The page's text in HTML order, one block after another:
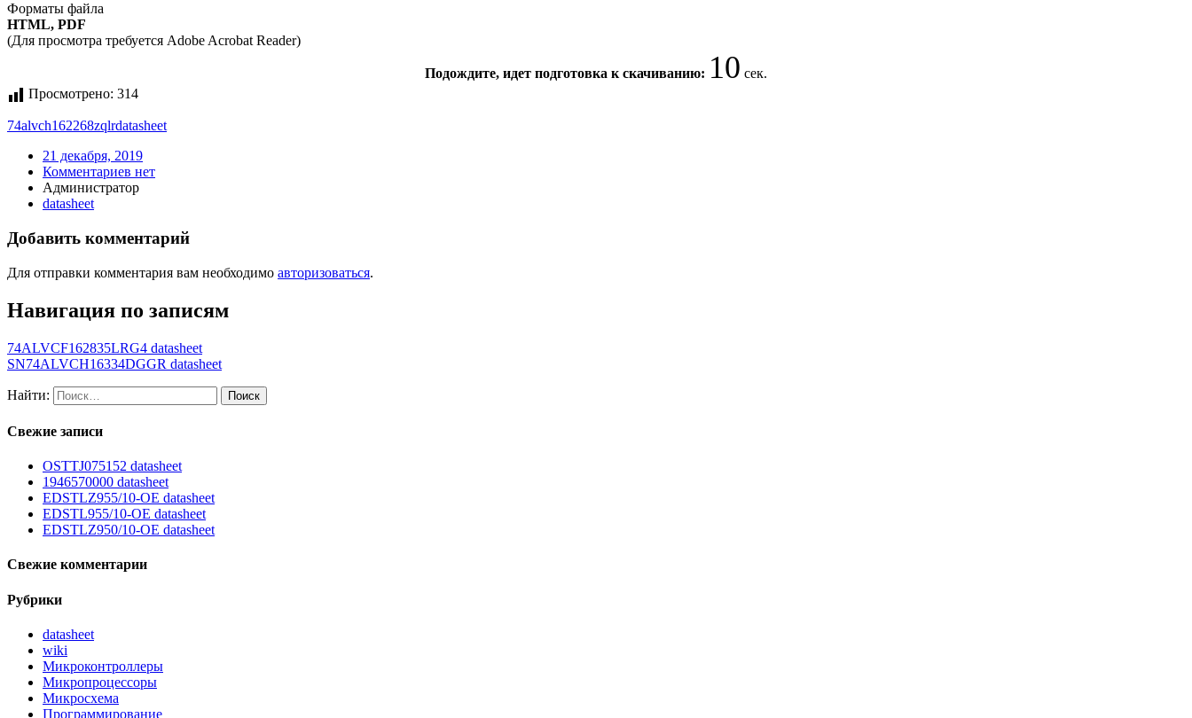
Форматы файла
HTML, PDF
(Для просмотра требуется Adobe Acrobat Reader)
Подождите, идет подготовка к скачиванию: 10 сек.
Просмотрено: 314
74alvch162268zqlrdatasheet
21 декабря, 2019
Комментариев нет
Администратор
datasheet
Добавить комментарий
Для отправки комментария вам необходимо авторизоваться.
Навигация по записям
74ALVCF162835LRG4 datasheet
SN74ALVCH16334DGGR datasheet
Найти:
Свежие записи
OSTTJ075152 datasheet
1946570000 datasheet
EDSTLZ955/10-OE datasheet
EDSTL955/10-OE datasheet
EDSTLZ950/10-OE datasheet
Свежие комментарии
Рубрики
datasheet
wiki
Микроконтроллеры
Микропроцессоры
Микросхема
Программирование